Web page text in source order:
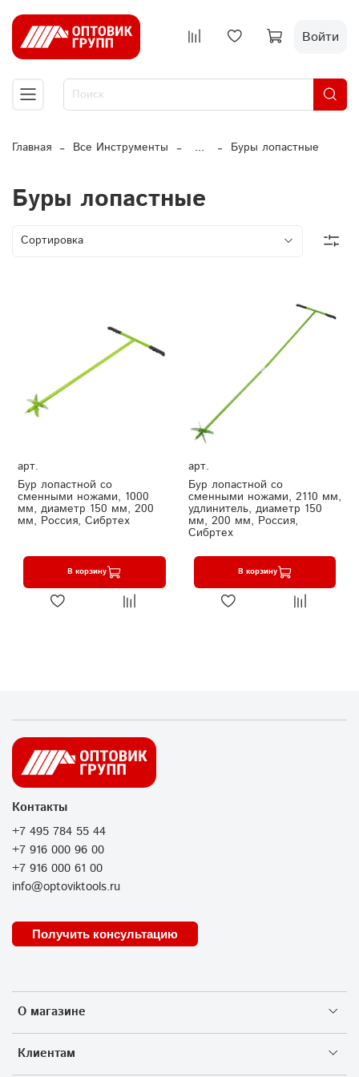
Войти
Главная Все Инструменты ... Буры лопастные
Буры лопастные
арт.
Бур лопастной со
сменными ножами, 1000
мм, диаметр 150 мм, 200
мм, Россия, Сибртех
В корзину
арт.
Бур лопастной со
сменными ножами, 2110 мм,
удлинитель, диаметр 150
мм, 200 мм, Россия,
Сибртех
В корзину
О магазине
Клиентам
Контакты
+7 495 784 55 44
+7 916 000 96 00
+7 916 000 61 00
info@optoviktools.ru
Получить консультацию